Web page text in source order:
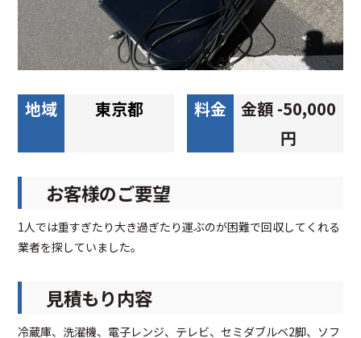
地域 東京都 料金
金額 -50,000
円
お客様のご要望
1人では重すぎたり大き過ぎたり運ぶのが困難で回収してくれる
業者を探していました。
見積もり内容
冷蔵庫、洗濯機、電子レンジ、テレビ、セミダブルベ2脚、ソフ